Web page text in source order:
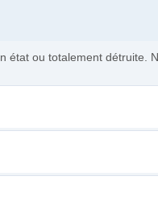
état ou totalement détruite.